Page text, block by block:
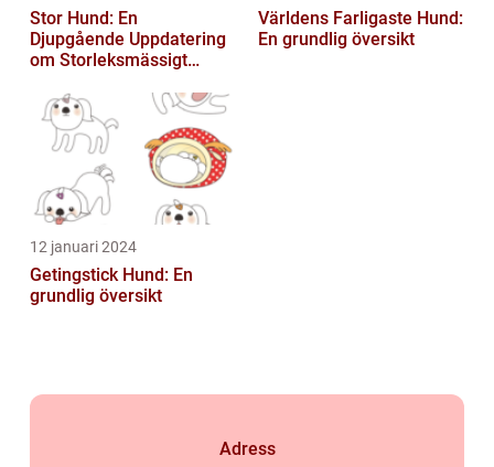
Stor Hund: En
Djupgående Uppdatering
om Storleksmässigt
Hundsporter för
Hundälskare
Världens Farligaste Hund:
En grundlig översikt
12 januari 2024
Getingstick Hund: En
grundlig översikt
Adress